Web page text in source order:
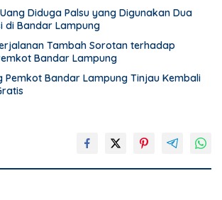
Diduga Palsu yang Digunakan Dua
di Bandar Lampung
Tambah Sorotan terhadap
Bandar Lampung
Pemkot Bandar Lampung Tinjau Kembali